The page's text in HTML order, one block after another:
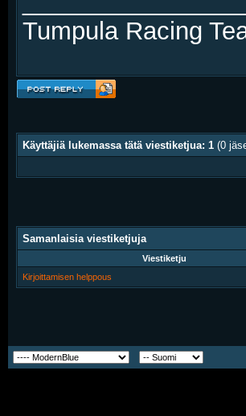
Tumpula Racing
Käyttäjiä lukemassa tätä viestiketjua: 1 (0
Samanlaisia viestiketjuja
Viestiketju
Kirjoittamisen helppous